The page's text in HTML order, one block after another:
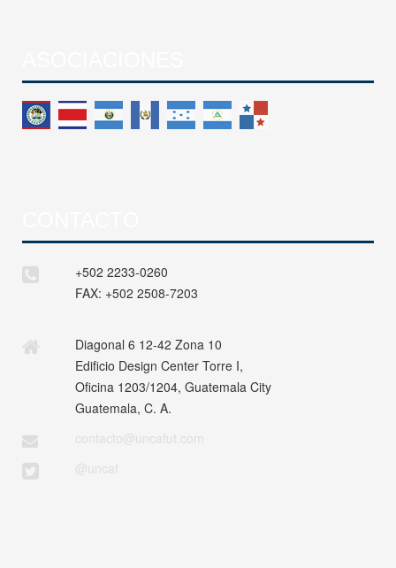
+502 2233-0260
FAX: +502 2508-7203
Diagonal 6 12-42 Zona 10
Edificio Design Center Torre I,
Oficina 1203/1204, Guatemala City
Guatemala, C. A.
contacto@uncafut.com
@uncaf